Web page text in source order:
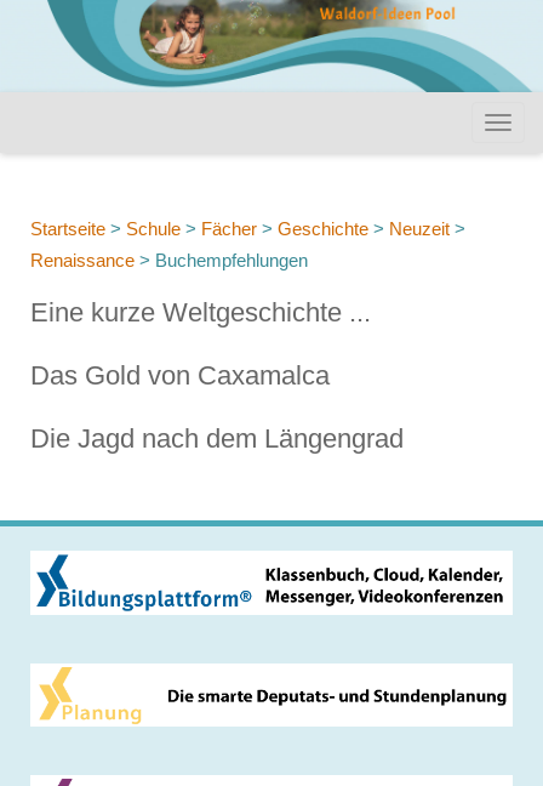
Startseite > Schule > Fächer > Geschichte > Neuzeit >
Renaissance > Buchempfehlungen
Eine kurze Weltgeschichte ...
Das Gold von Caxamalca
Die Jagd nach dem Längengrad